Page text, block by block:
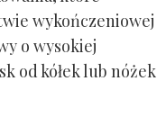
wykończeniowej
o wysokiej
od kółek lub nóżek